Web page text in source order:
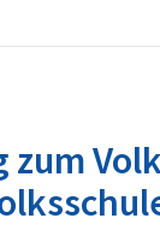
zum